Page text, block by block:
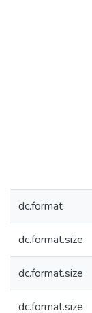
dc.format
dc.format.size
dc.format.size
dc.format.size